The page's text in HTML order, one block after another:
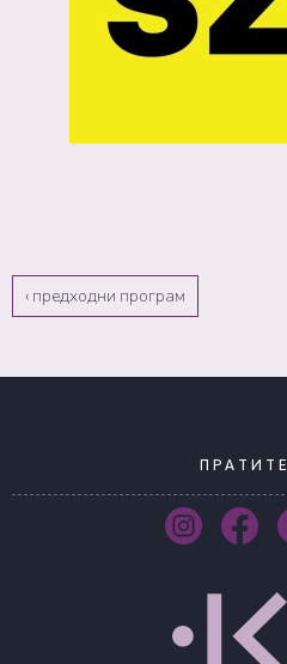
‹ предходни програм
П Р А Т И Т Е